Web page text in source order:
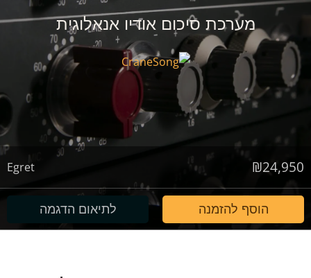
מערכת סיכום אודיו אנאלוגית
₪24,950
Egret
הוסף להזמנה לתיאום הדגמה